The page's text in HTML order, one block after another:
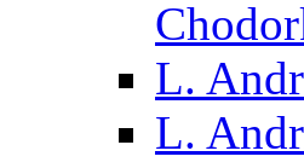
L.
L.